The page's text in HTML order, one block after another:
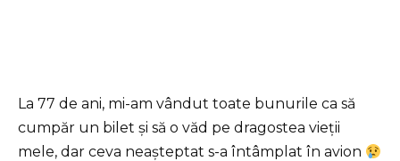
La 77 de ani, mi-am vândut toate bunurile ca să
cumpăr un bilet și să o văd pe dragostea vieții
mele, dar ceva neașteptat s-a întâmplat în avion